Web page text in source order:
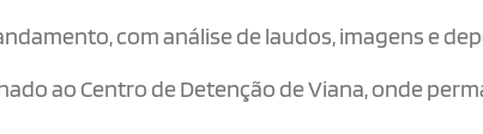
com análise de laudos, imagens e
ao Centro de Detenção de Viana, onde